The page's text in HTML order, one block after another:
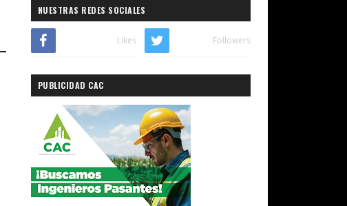
NUESTRAS REDES SOCIALES
Likes Followers
PUBLICIDAD CAC